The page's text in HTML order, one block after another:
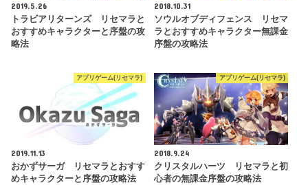
2019.5.26
トラビアリターンズ リセマラと
おすすめキャラクターと序盤の攻
略法
2018.10.31
ソウルオブディフェンス リセマ
ラとおすすめキャラクター無課金
序盤の攻略法
アプリゲーム(リセマラ)
2019.11.13
おかずサーガ リセマラとおすす
めキャラクターと序盤の攻略法
アプリゲーム(リセマラ)
2018.9.24
クリスタルハーツ リセマラと初
心者の無課金序盤の攻略法